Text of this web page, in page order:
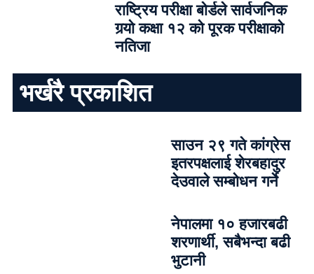
राष्ट्रिय परीक्षा बोर्डले सार्वजनिक
गर्‍यो कक्षा १२ को पूरक परीक्षाको
नतिजा
भर्खरै प्रकाशित
साउन २९ गते कांग्रेस
इतरपक्षलाई शेरबहादुर
देउवाले सम्बोधन गर्ने
नेपालमा १० हजारबढी
शरणार्थी, सबैभन्दा बढी
भुटानी